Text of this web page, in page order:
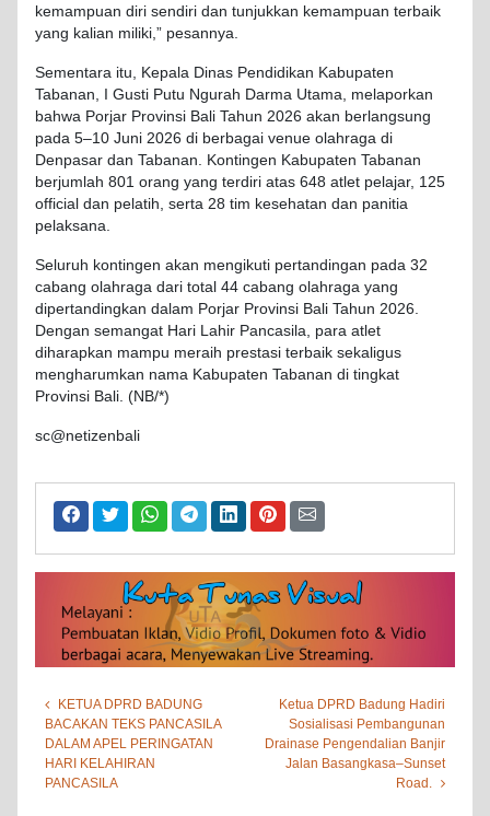
kemampuan diri sendiri dan tunjukkan kemampuan terbaik
yang kalian miliki,” pesannya.
Sementara itu, Kepala Dinas Pendidikan Kabupaten
Tabanan, I Gusti Putu Ngurah Darma Utama, melaporkan
bahwa Porjar Provinsi Bali Tahun 2026 akan berlangsung
pada 5–10 Juni 2026 di berbagai venue olahraga di
Denpasar dan Tabanan. Kontingen Kabupaten Tabanan
berjumlah 801 orang yang terdiri atas 648 atlet pelajar, 125
official dan pelatih, serta 28 tim kesehatan dan panitia
pelaksana.
Seluruh kontingen akan mengikuti pertandingan pada 32
cabang olahraga dari total 44 cabang olahraga yang
dipertandingkan dalam Porjar Provinsi Bali Tahun 2026.
Dengan semangat Hari Lahir Pancasila, para atlet
diharapkan mampu meraih prestasi terbaik sekaligus
mengharumkan nama Kabupaten Tabanan di tingkat
Provinsi Bali. (NB/*)
sc@netizenbali
KETUA DPRD BADUNG
BACAKAN TEKS PANCASILA
DALAM APEL PERINGATAN
HARI KELAHIRAN
PANCASILA
Ketua DPRD Badung Hadiri
Sosialisasi Pembangunan
Drainase Pengendalian Banjir
Jalan Basangkasa–Sunset
Road.